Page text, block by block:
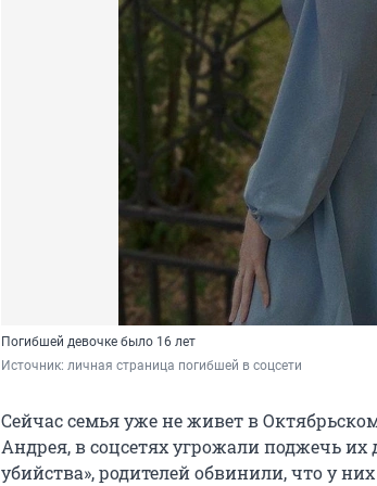
Погибшей девочке было 16 лет
Источник: личная страница погибшей в соцсети
Сейчас семья уже не живет в
Андрея, в соцсетях угрожали поджечь
убийства», родителей обвинили, что у